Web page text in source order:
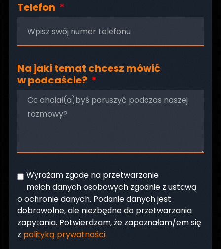
Telefon
Na jaki temat chcesz mówić
w podcaście?
Wyrażam zgodę na przetwarzanie
moich danych osobowych zgodnie z ustawą
o ochronie danych. Podanie danych jest
dobrowolne, ale niezbędne do przetwarzania
zapytania. Potwierdzam, że zapoznałam/em się
z polityką prywatności.